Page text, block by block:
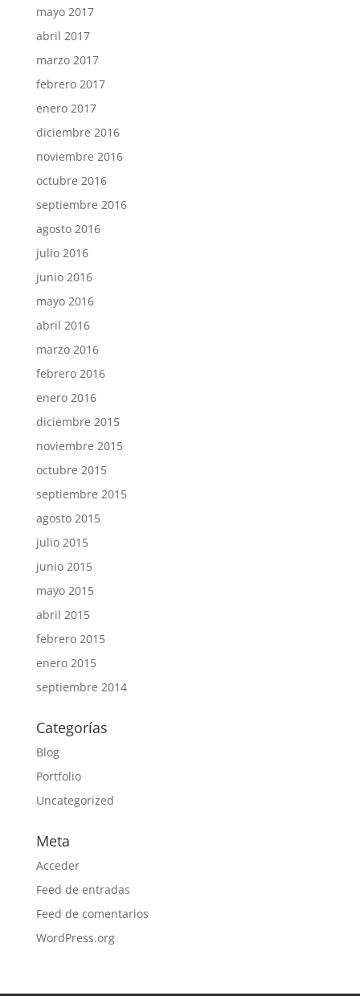
mayo 2017
abril 2017
marzo 2017
febrero 2017
enero 2017
diciembre 2016
noviembre 2016
octubre 2016
septiembre 2016
agosto 2016
julio 2016
junio 2016
mayo 2016
abril 2016
marzo 2016
febrero 2016
enero 2016
diciembre 2015
noviembre 2015
octubre 2015
septiembre 2015
agosto 2015
julio 2015
junio 2015
mayo 2015
abril 2015
febrero 2015
enero 2015
septiembre 2014
Categorías
Blog
Portfolio
Uncategorized
Meta
Acceder
Feed de entradas
Feed de comentarios
WordPress.org